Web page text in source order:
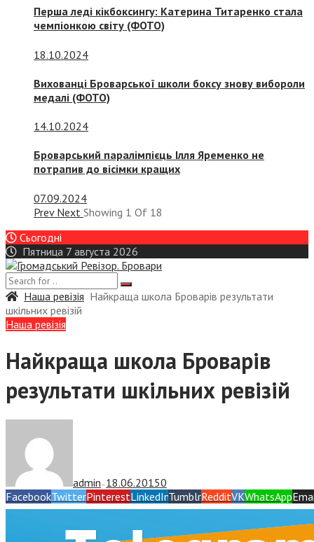
Перша леді кікбоксингу: Катерина Титаренко стала
чемпіонкою світу (ФОТО)
18.10.2024
Вихованці Броварської школи боксу знову вибороли
медалі (ФОТО)
14.10.2024
Броварський паралімпієць Ілля Яременко не
потрапив до вісімки кращих
07.09.2024
Prev Next Showing 1 Of 18
Сьогодні
Пятница 7 августа 2026
Наша ревізія Найкраща школа Броварів результати
шкільних ревізій
Наша ревізія
Найкраща школа Броварів
результати шкільних ревізій
admin — 18.06.20150
FacebookTwitterPinterestLinkedInTumblrRedditVKWhatsApp